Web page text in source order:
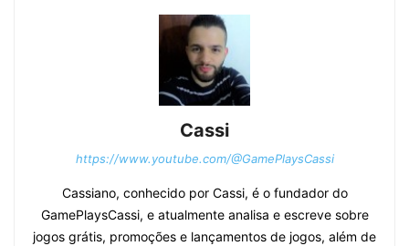
Cassi
https://www.youtube.com/@GamePlaysCassi
Cassiano, conhecido por Cassi, é o fundador do
GamePlaysCassi, e atualmente analisa e escreve sobre
jogos grátis, promoções e lançamentos de jogos, além de